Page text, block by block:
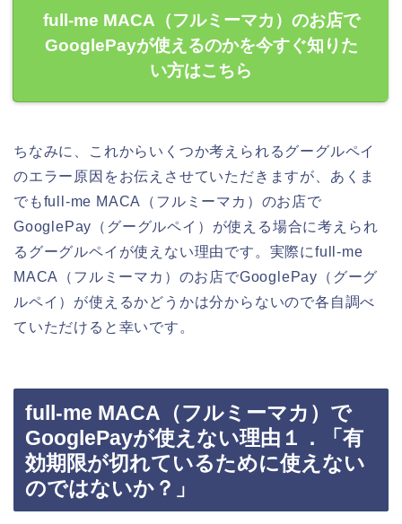
full-me MACA（フルミーマカ）のお店で
GooglePayが使えるのかを今すぐ知りた
い方はこちら
ちなみに、これからいくつか考えられるグーグルペイ
のエラー原因をお伝えさせていただきますが、あくま
でもfull-me MACA（フルミーマカ）のお店で
GooglePay（グーグルペイ）が使える場合に考えられ
るグーグルペイが使えない理由です。実際にfull-me
MACA（フルミーマカ）のお店でGooglePay（グーグ
ルペイ）が使えるかどうかは分からないので各自調べ
ていただけると幸いです。
full-me MACA（フルミーマカ）で
GooglePayが使えない理由１．「有
効期限が切れているために使えない
のではないか？」